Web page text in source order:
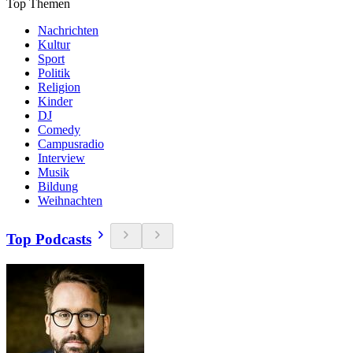
Top Themen
Nachrichten
Kultur
Sport
Politik
Religion
Kinder
DJ
Comedy
Campusradio
Interview
Musik
Bildung
Weihnachten
Top Podcasts